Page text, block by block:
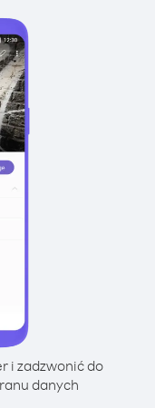
i zadzwonić do
danych